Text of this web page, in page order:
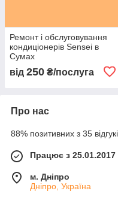
Ремонт і обслуговування
кондиціонерів Sensei в
Сумах
від 250 ₴/послуга
Про нас
88% позитивних з 35
Працює з 25.01.2017
м. Дніпро
Дніпро, Україна